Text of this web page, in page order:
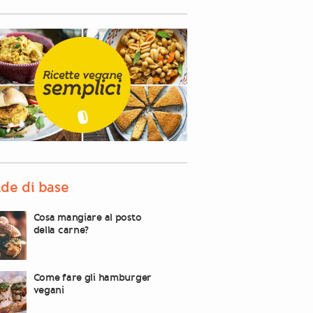
di base
Cosa mangiare al posto
della carne?
Come fare gli hamburger
vegani